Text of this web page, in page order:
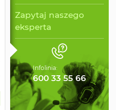
Zapytaj naszego
eksperta
Infolinia:
600 33 55 66